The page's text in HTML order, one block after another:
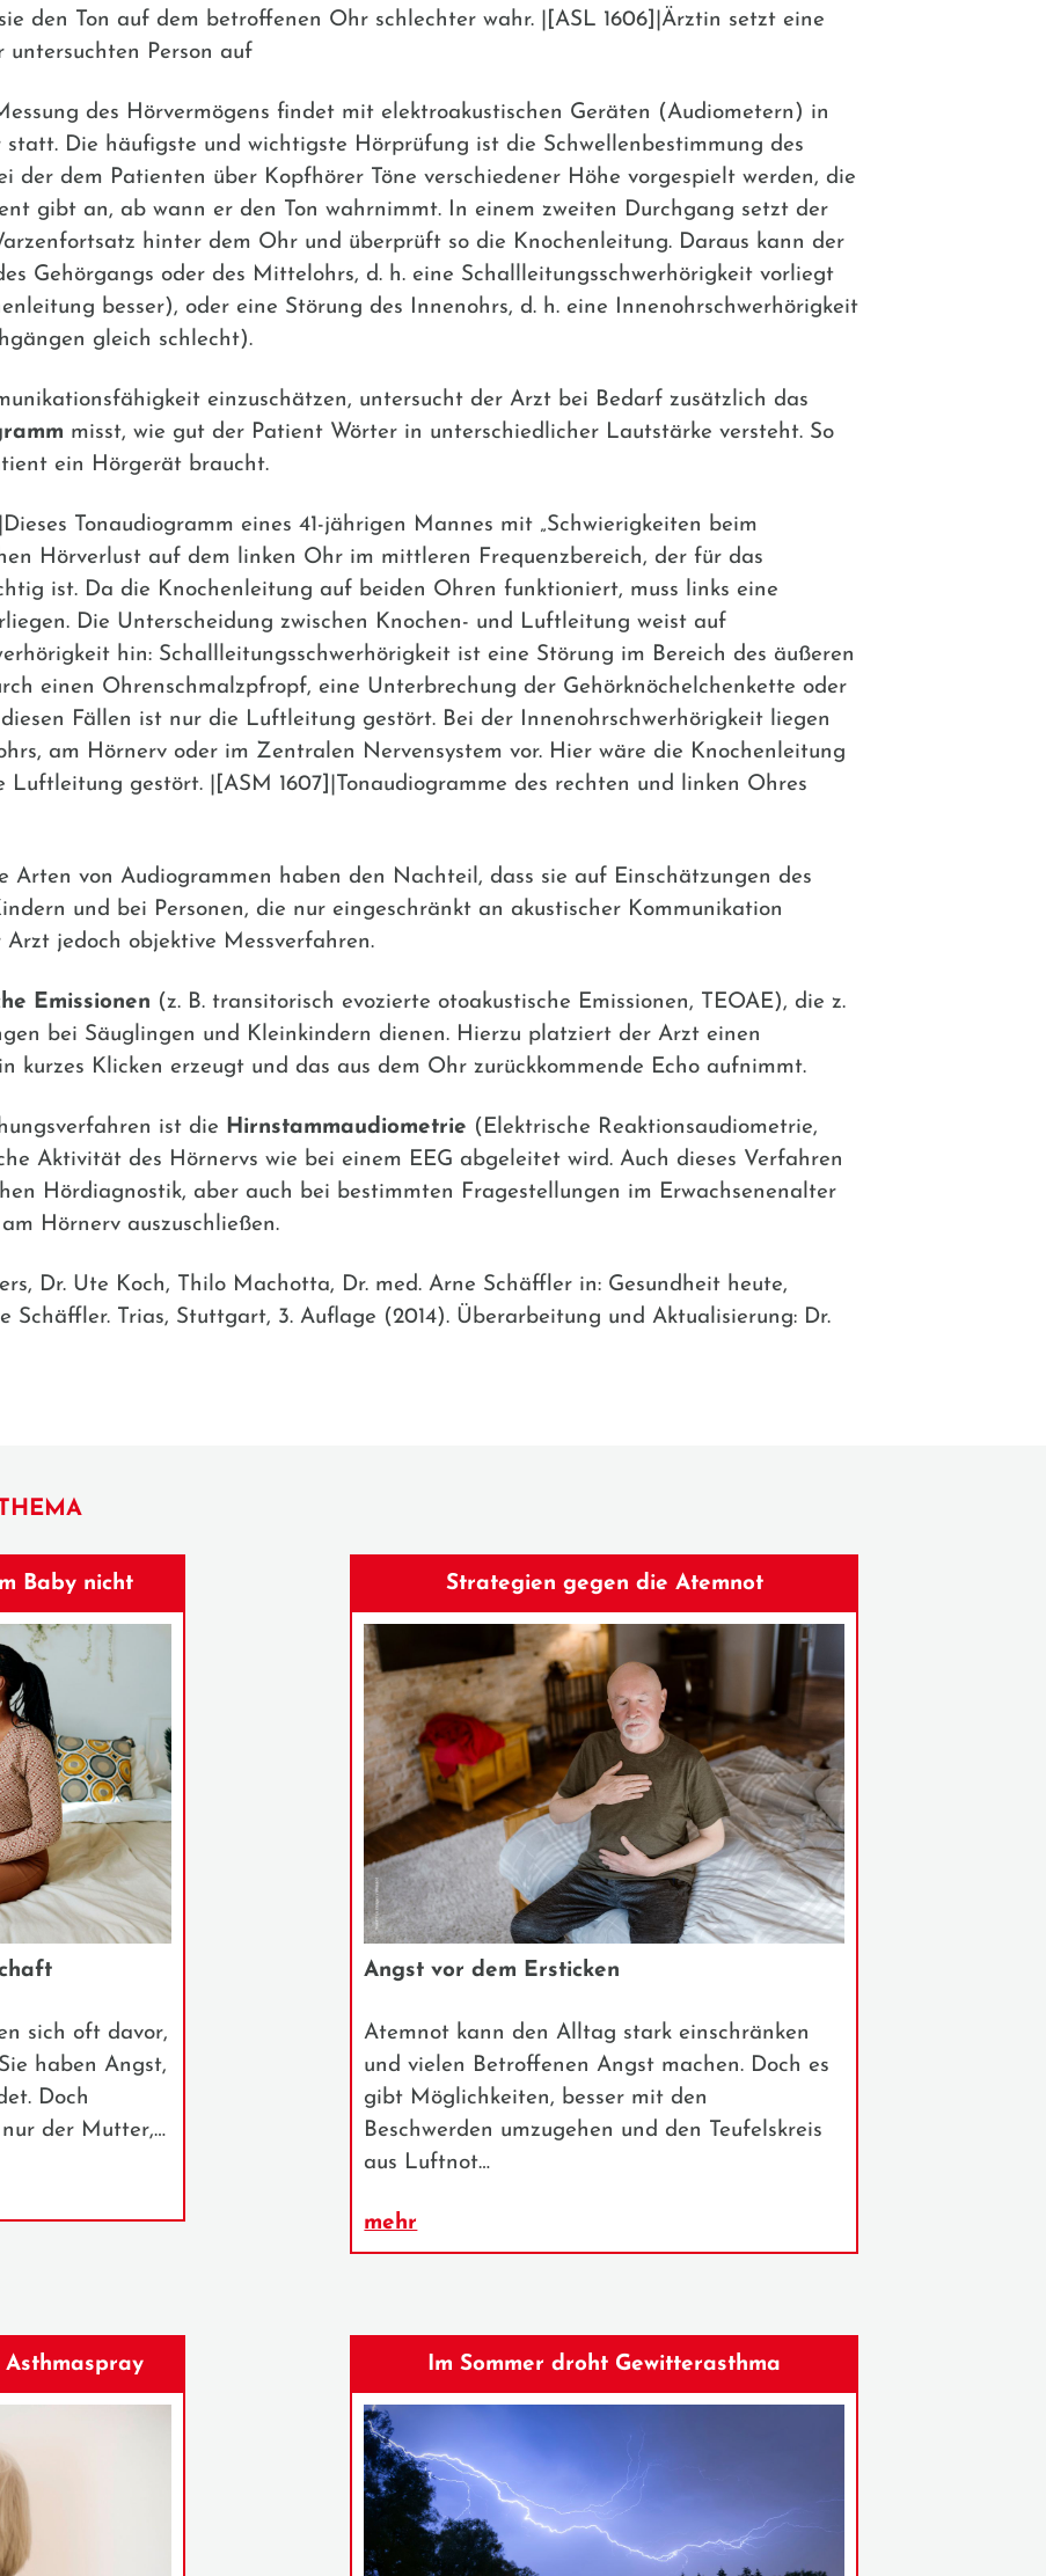
den Ton auf dem betroffenen Ohr schlechter wahr. |[ASL 1606]|Ärztin setzt eine
Person auf
des Hörvermögens findet mit elektroakustischen Geräten (Audiometern) in
Die häufigste und wichtigste Hörprüfung ist die Schwellenbestimmung des
der dem Patienten über Kopfhörer Töne verschiedener Höhe vorgespielt werden, die
gibt an, ab wann er den Ton wahrnimmt. In einem zweiten Durchgang setzt der
hinter dem Ohr und überprüft so die Knochenleitung. Daraus kann der
Gehörgangs oder des Mittelohrs, d. h. eine Schallleitungsschwerhörigkeit vorliegt
besser), oder eine Störung des Innenohrs, d. h. eine Innenohrschwerhörigkeit
gleich schlecht).
einzuschätzen, untersucht der Arzt bei Bedarf zusätzlich das
misst, wie gut der Patient Wörter in unterschiedlicher Lautstärke versteht. So
ein Hörgerät braucht.
Tonaudiogramm eines 41-jährigen Mannes mit „Schwierigkeiten beim
Hörverlust auf dem linken Ohr im mittleren Frequenzbereich, der für das
ist. Da die Knochenleitung auf beiden Ohren funktioniert, muss links eine
Die Unterscheidung zwischen Knochen- und Luftleitung weist auf
hin: Schallleitungsschwerhörigkeit ist eine Störung im Bereich des äußeren
einen Ohrenschmalzpfropf, eine Unterbrechung der Gehörknöchelchenkette oder
Fällen ist nur die Luftleitung gestört. Bei der Innenohrschwerhörigkeit liegen
am Hörnerv oder im Zentralen Nervensystem vor. Hier wäre die Knochenleitung
Luftleitung gestört. |[ASM 1607]|Tonaudiogramme des rechten und linken Ohres
Arten von Audiogrammen haben den Nachteil, dass sie auf Einschätzungen des
und bei Personen, die nur eingeschränkt an akustischer Kommunikation
jedoch objektive Messverfahren.
Emissionen (z. B. transitorisch evozierte otoakustische Emissionen, TEOAE), die z.
bei Säuglingen und Kleinkindern dienen. Hierzu platziert der Arzt einen
kurzes Klicken erzeugt und das aus dem Ohr zurückkommende Echo aufnimmt.
ist die Hirnstammaudiometrie (Elektrische Reaktionsaudiometrie,
Aktivität des Hörnervs wie bei einem EEG abgeleitet wird. Auch dieses Verfahren
Hördiagnostik, aber auch bei bestimmten Fragestellungen im Erwachsenenalter
Hörnerv auszuschließen.
Dr. Ute Koch, Thilo Machotta, Dr. med. Arne Schäffler in: Gesundheit heute,
Schäffler. Trias, Stuttgart, 3. Auflage (2014). Überarbeitung und Aktualisierung: Dr.
Baby nicht
sich oft davor,
haben Angst,
Doch
der Mutter,…
Strategien gegen die Atemnot
Angst vor dem Ersticken
Atemnot kann den Alltag stark einschränken
und vielen Betroffenen Angst machen. Doch es
gibt Möglichkeiten, besser mit den
Beschwerden umzugehen und den Teufelskreis
aus Luftnot…
mehr
Im Sommer droht Gewitterasthma